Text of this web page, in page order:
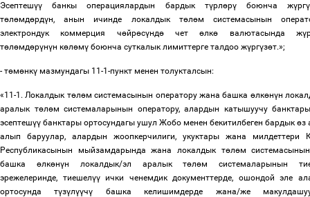
Эсептешүү банкы операциялардын бардык түрлөрүбоюнча жүргү
төлөмдөрдүн, анын ичинде локалдык төлөм системасынын
электрондук коммерция чөйрөсүндөчетөлкө валютасында жү
төлөмдөрүнүн көлөмү боюнча суткалык лимиттерге талдоо жүргүзөт.»;
- төмөнкү мазмундагы 11-1-пункт менен толукталсын:
«11-1. Локалдык төлөм системасынын оператору жана башка өлкөнүн
аралык төлөм системаларынын оператору, алардын катышуучу
эсептешүү банктары ортосундагы ушул Жобо менен бекитилбеген бардык өз
алып баруулар, алардын жоопкерчилиги, укуктары жана милдеттери
Республикасынын мыйзамдарында жана локалдык төлөм
башка өлкөнүн локалдык/эл аралык төлөм системаларынын
эрежелеринде, тиешелүүички ченемдик документтерде, ошондой эле
ортосунда түзүлүүчү башка келишимдерде жана/же